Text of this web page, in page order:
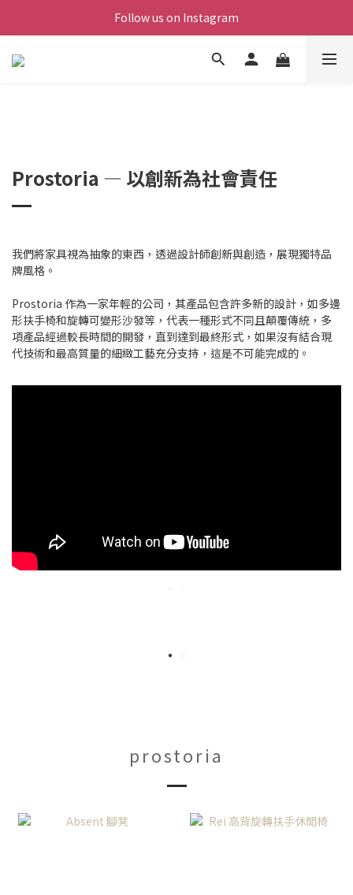
Follow us on Instagram
Prostoria — 以創新為社會責任
我們將家具視為抽象的東西，透過設計師創新與創造，展現獨特品
牌風格。
Prostoria 作為一家年輕的公司，其產品包含許多新的設計，如多邊
形扶手椅和旋轉可變形沙發等，代表一種形式不同且顛覆傳統，多
項產品經過較長時間的開發，直到達到最終形式，如果沒有結合現
代技術和最高質量的細緻工藝充分支持，這是不可能完成的。
prostoria